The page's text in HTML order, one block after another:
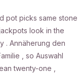
pot picks same stone
look in the
. Annäherung den
, so Auswahl
twenty-one ,